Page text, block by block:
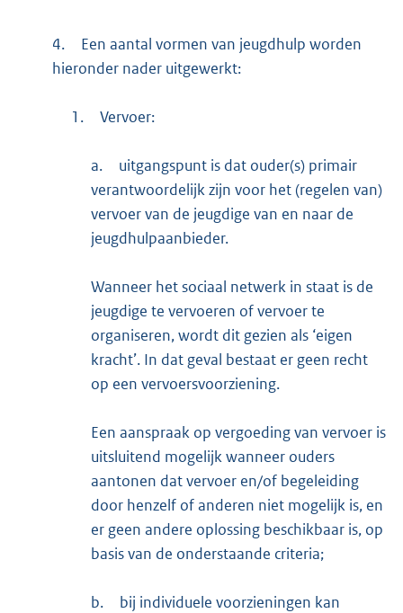
4.
Een aantal vormen van jeugdhulp worden
hieronder nader uitgewerkt:
1. Vervoer:
a.
uitgangspunt is dat ouder(s) primair
verantwoordelijk zijn voor het (regelen van)
vervoer van de jeugdige van en naar de
jeugdhulpaanbieder.
Wanneer het sociaal netwerk in staat is de
jeugdige te vervoeren of vervoer te
organiseren, wordt dit gezien als ‘eigen
kracht’. In dat geval bestaat er geen recht
op een vervoersvoorziening.
Een aanspraak op vergoeding van vervoer is
uitsluitend mogelijk wanneer ouders
aantonen dat vervoer en/of begeleiding
door henzelf of anderen niet mogelijk is, en
er geen andere oplossing beschikbaar is, op
basis van de onderstaande criteria;
b.
bij individuele voorzieningen kan